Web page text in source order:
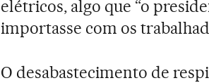
elétricos, algo que “o
importasse com os
O desabastecimento de